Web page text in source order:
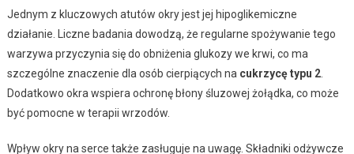
Jednym z kluczowych atutów okry jest jej hipoglikemiczne
działanie. Liczne badania dowodzą, że regularne spożywanie tego
warzywa przyczynia się do obniżenia glukozy we krwi, co ma
szczególne znaczenie dla osób cierpiących na cukrzycę typu 2.
Dodatkowo okra wspiera ochronę błony śluzowej żołądka, co może
być pomocne w terapii wrzodów.
Wpływ okry na serce także zasługuje na uwagę. Składniki odżywcze